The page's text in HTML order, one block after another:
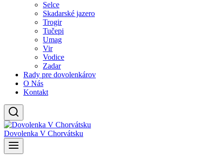
Selce
Skadarské jazero
Trogir
Tučepi
Umag
Vir
Vodice
Zadar
Rady pre dovolenkárov
O Nás
Kontakt
Dovolenka V Chorvátsku